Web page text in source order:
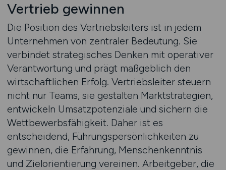
Vertrieb gewinnen
Die Position des Vertriebsleiters ist in jedem
Unternehmen von zentraler Bedeutung. Sie
verbindet strategisches Denken mit operativer
Verantwortung und prägt maßgeblich den
wirtschaftlichen Erfolg. Vertriebsleiter steuern
nicht nur Teams, sie gestalten Marktstrategien,
entwickeln Umsatzpotenziale und sichern die
Wettbewerbsfähigkeit. Daher ist es
entscheidend, Führungspersönlichkeiten zu
gewinnen, die Erfahrung, Menschenkenntnis
und Zielorientierung vereinen. Arbeitgeber, die